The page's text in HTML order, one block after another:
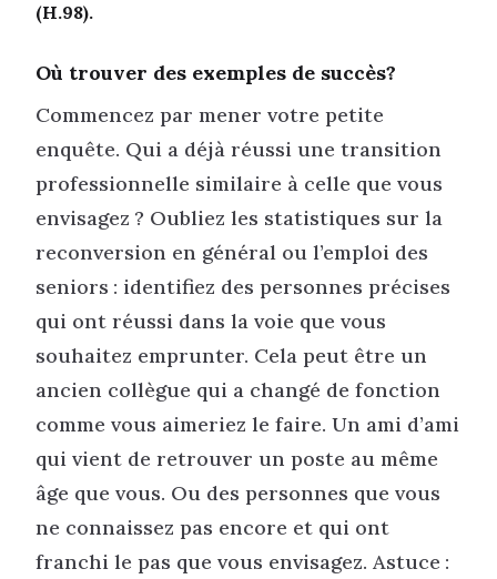
(H.98).
Où trouver des exemples de succès?
Commencez par mener votre petite
enquête. Qui a déjà réussi une transition
professionnelle similaire à celle que vous
envisagez ? Oubliez les statistiques sur la
reconversion en général ou l’emploi des
seniors : identifiez des personnes précises
qui ont réussi dans la voie que vous
souhaitez emprunter. Cela peut être un
ancien collègue qui a changé de fonction
comme vous aimeriez le faire. Un ami d’ami
qui vient de retrouver un poste au même
âge que vous. Ou des personnes que vous
ne connaissez pas encore et qui ont
franchi le pas que vous envisagez. Astuce :